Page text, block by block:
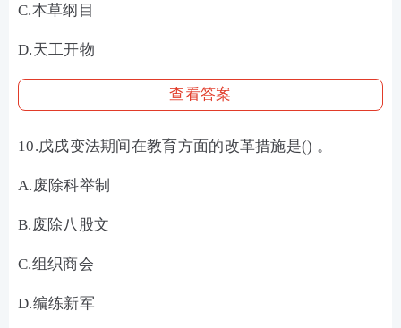
C.本草纲目
D.天工开物
查看答案
10.戊戌变法期间在教育方面的改革措施是() 。
A.废除科举制
B.废除八股文
C.组织商会
D.编练新军